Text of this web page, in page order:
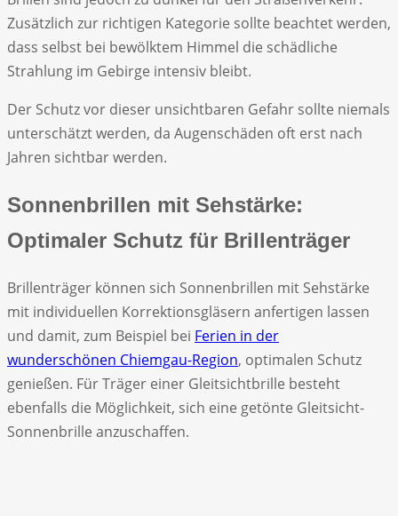
Zusätzlich zur richtigen Kategorie sollte beachtet werden,
dass selbst bei bewölktem Himmel die schädliche
Strahlung im Gebirge intensiv bleibt.
Der Schutz vor dieser unsichtbaren Gefahr sollte niemals
unterschätzt werden, da Augenschäden oft erst nach
Jahren sichtbar werden.
Sonnenbrillen mit Sehstärke:
Optimaler Schutz für Brillenträger
Brillenträger können sich Sonnenbrillen mit Sehstärke
mit individuellen Korrektionsgläsern anfertigen lassen
und damit, zum Beispiel bei Ferien in der
wunderschönen Chiemgau-Region, optimalen Schutz
genießen. Für Träger einer Gleitsichtbrille besteht
ebenfalls die Möglichkeit, sich eine getönte Gleitsicht-
Sonnenbrille anzuschaffen.